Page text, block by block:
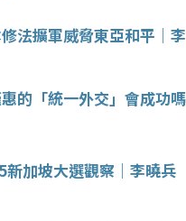
法擴軍威脅東亞和平｜
的「統一外交」會成功
新加坡大選觀察｜李曉兵